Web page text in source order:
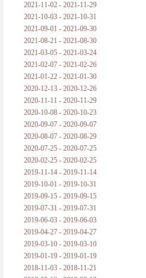
2021-11-02 - 2021-11-29
2021-10-03 - 2021-10-31
2021-09-01 - 2021-09-30
2021-08-21 - 2021-08-30
2021-03-05 - 2021-03-24
2021-02-07 - 2021-02-26
2021-01-22 - 2021-01-30
2020-12-13 - 2020-12-26
2020-11-11 - 2020-11-29
2020-10-08 - 2020-10-23
2020-09-07 - 2020-09-07
2020-08-07 - 2020-08-29
2020-07-25 - 2020-07-25
2020-02-25 - 2020-02-25
2019-11-14 - 2019-11-14
2019-10-01 - 2019-10-31
2019-09-15 - 2019-09-15
2019-07-31 - 2019-07-31
2019-06-03 - 2019-06-03
2019-04-27 - 2019-04-27
2019-03-10 - 2019-03-10
2019-01-19 - 2019-01-19
2018-11-03 - 2018-11-21